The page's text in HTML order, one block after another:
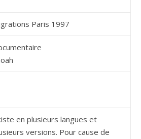
Paris 1997
en plusieurs langues et
versions. Pour cause de